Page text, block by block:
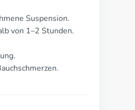
Suspension.
von 1–2 Stunden.